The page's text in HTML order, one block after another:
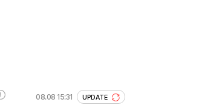
08.08 15:31 UPDATE